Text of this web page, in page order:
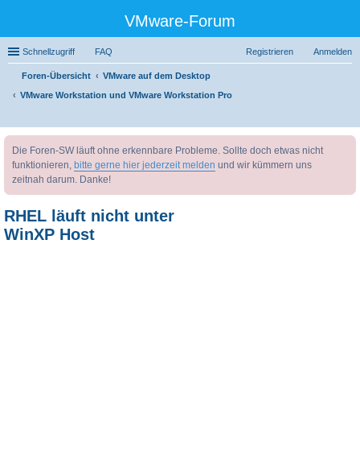
VMware-Forum
Schnellzugriff FAQ Anmelden
Registrieren
Foren-Übersicht
VMware auf dem Desktop
VMware Workstation und VMware Workstation Pro
uc
Die Foren-SW läuft ohne erkennbare Probleme. Sollte doch etwas nicht
funktionieren, bitte gerne hier jederzeit melden und wir kümmern uns
zeitnah darum. Danke!
RHEL läuft nicht unter
WinXP Host